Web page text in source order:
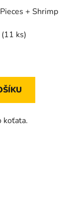
+ Shrimp
(11 ks)
koťata.